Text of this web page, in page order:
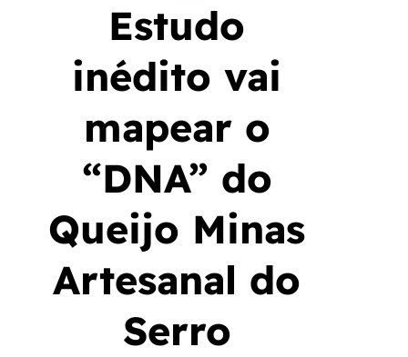
Estudo
inédito vai
mapear o
“DNA” do
Queijo Minas
Artesanal do
Serro